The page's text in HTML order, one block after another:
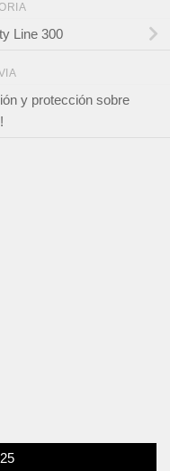
Line 300
y protección sobre